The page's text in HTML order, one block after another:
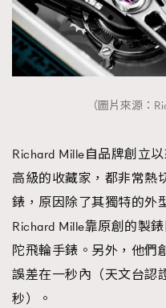
（圖片來源：
Richard Mille自品牌創立
高級的收藏家，都非常熱
錶，原因除了其獨特的外
Richard Mille靠原創的製
陀飛輪手錶。另外，他們
誤差在一秒內（天文台認
秒）。